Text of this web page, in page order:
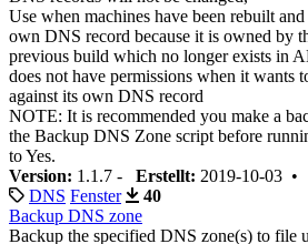
Use when machines have been rebuilt
own DNS record because it is owned by
previous build which no longer exists in
does not have permissions when it wants
against its own DNS record
NOTE: It is recommended you make a
the Backup DNS Zone script before
to Yes.
Version: 1.1.7 - Erstellt: 2019-10-03 •
DNS Fenster
40
Backup DNS zone
Backup the specified DNS zone(s) to file